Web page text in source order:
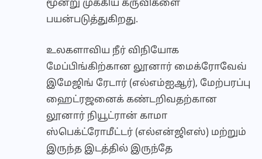
மூன்று முக்கிய கருவிகளை
பயன்படுத்துகிறது.
உலகளாவிய நீர் விநியோக
மேப்பிங்கிற்கான லூனார் மைக்ரோவேவ்
இமேஜிங் ரேடார் (எல்எம்ஐஆர்), மேற்பரப்பு
ஹைட்ரஜனைக் கண்டறிவதற்கான
லூனார் நியூட்ரான் காமா
ஸ்பெக்ட்ரோமீட்டர் (எல்என்ஜிஎஸ்) மற்றும்
இருந்த இடத்தில் இருந்தே